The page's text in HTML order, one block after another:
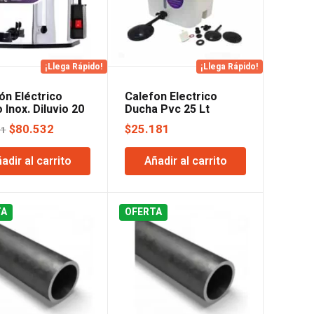
¡Llega Rápido!
Eléctrico
Inox. Diluvio 20
Indelplas
El
precio
original
era:
$80.532El
precio
actual
es:
al carrito
¡Llega Rápido!
Calefon Electrico
Ducha Pvc 25 Lt
Diluvio
$25.181
Añadir al carrito
OFERTA